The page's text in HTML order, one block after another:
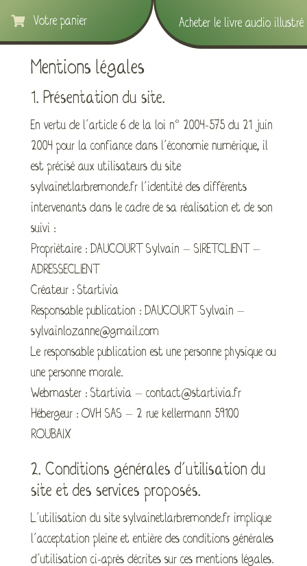
 Votre panier Acheter le livre audio illustré
Mentions légales
1. Présentation du site.
En vertu de l’article 6 de la loi n° 2004-575 du 21 juin
2004 pour la confiance dans l’économie numérique, il
est précisé aux utilisateurs du site
sylvainetlarbremonde.fr l’identité des différents
intervenants dans le cadre de sa réalisation et de son
suivi :
Propriétaire : DAUCOURT Sylvain – SIRETCLIENT –
ADRESSECLIENT
Créateur : Startivia
Responsable publication : DAUCOURT Sylvain –
sylvainlozanne@gmail.com
Le responsable publication est une personne physique ou
une personne morale.
Webmaster : Startivia – contact@startivia.fr
Hébergeur : OVH SAS – 2 rue kellermann 59100
ROUBAIX
2. Conditions générales d’utilisation du
site et des services proposés.
L’utilisation du site sylvainetlarbremonde.fr implique
l’acceptation pleine et entière des conditions générales
d’utilisation ci-après décrites sur ces mentions légales.